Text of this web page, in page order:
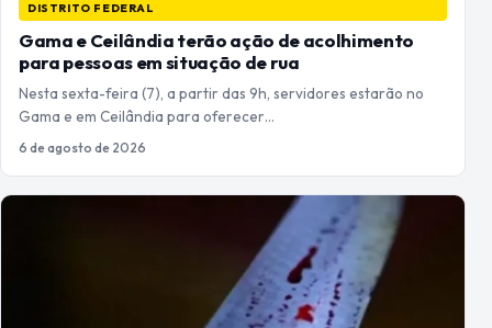
DISTRITO FEDERAL
Gama e Ceilândia terão ação de acolhimento
para pessoas em situação de rua
Nesta sexta-feira (7), a partir das 9h, servidores estarão no
Gama e em Ceilândia para oferecer…
6 de agosto de 2026